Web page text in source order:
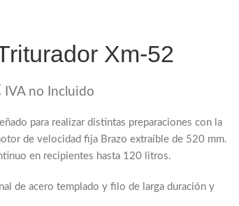
Xm-52
IVA no Incluido
para realizar distintas preparaciones con la
de velocidad fija Brazo extraíble de 520 mm.
en recipientes hasta 120 litros.
de acero templado y filo de larga duración y